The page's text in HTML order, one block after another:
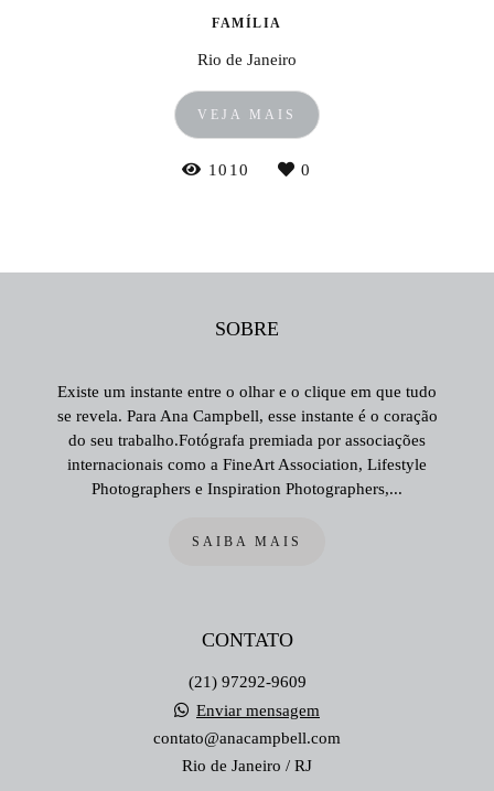
FAMÍLIA
Rio de Janeiro
VEJA MAIS
1010 0
SOBRE
Existe um instante entre o olhar e o clique em que tudo
se revela. Para Ana Campbell, esse instante é o coração
do seu trabalho.Fotógrafa premiada por associações
internacionais como a FineArt Association, Lifestyle
Photographers e Inspiration Photographers,...
SAIBA MAIS
CONTATO
(21) 97292-9609
Enviar mensagem
contato@anacampbell.com
Rio de Janeiro / RJ